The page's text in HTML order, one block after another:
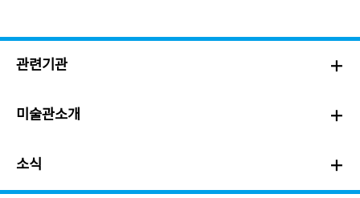
관련기관
미술관소개
소식